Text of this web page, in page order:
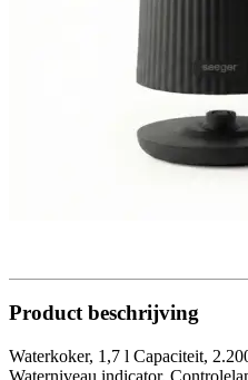
Product beschrijving
Waterkoker, 1,7 l Capaciteit,
Waterniveau indicator,